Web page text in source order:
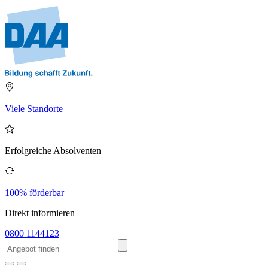
Viele Standorte
Erfolgreiche Absolventen
100% förderbar
Direkt informieren
0800 1144123